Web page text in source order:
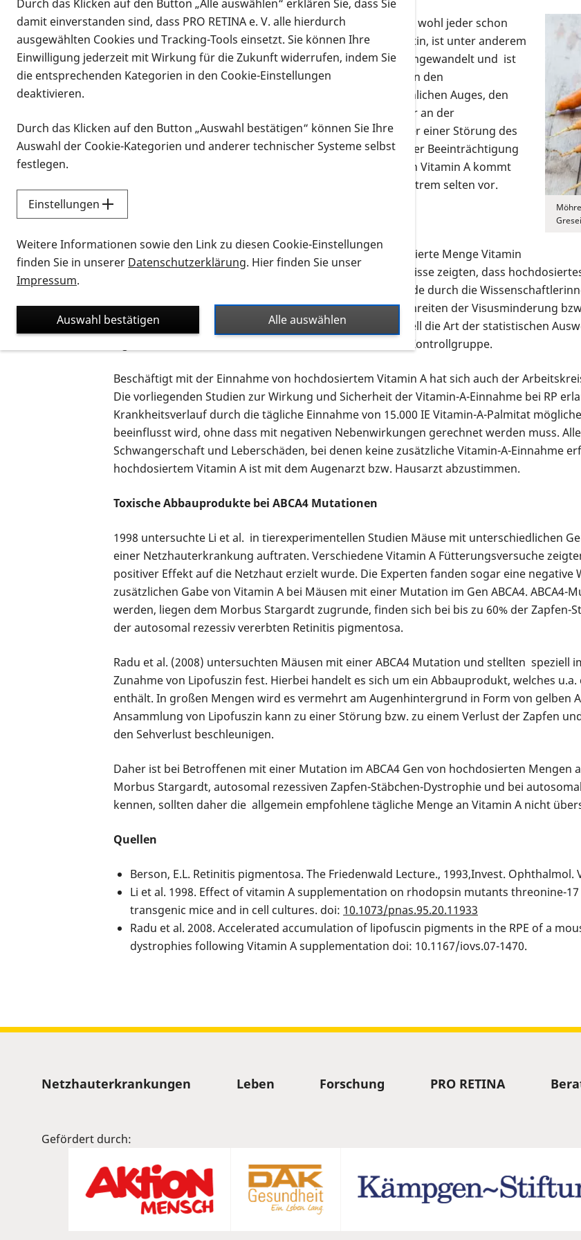
Vorlesen
„Iss Karotten, die sind gut für die Augen." Diesen Satz hat wohl jeder schon
einmal gehört. Die Vorstufe von Vitamin A, das Beta-Carotin, ist unter anderem
in Karotten zu finden. Vom Körper wird es in Vitamin A umgewandelt und ist
essentiell für den Sehprozess. Als Teil des Sehpigmentes in den
lichtempfindlichen Sinneszellen der Netzhaut des menschlichen Auges, den
sogenannten Zapfen und Stäbchen, nimmt es unmittelbar an der
Lichtverarbeitung teil. Bei einem Mangel an Vitamin A oder einer Störung des
Vitamin A-Stoffwechsels in der Netzhaut kommt es zu einer Beeinträchtigung
des Sehvermögens, wie z.B. Nachtblindheit. Ein Mangel an Vitamin A kommt
jedoch mit der in Industrieländern üblichen Ernährung extrem selten vor.
Vitamin A bei Retinitis pigmentosa
1993 erschien eine Studie (Berson et al.) die eine hochdosierte Menge Vitamin
A bei einer Retinitis pigmentosa (RP) empfahl. Die Ergebnisse zeigten, dass
verlangsamte. Besonders der Untergang der Zapfen wurde durch die
dokumentiert. Einen signifikanten Unterschied im Fortschreiten der Visusminderung
nicht festgestellt. Kritiker jedoch bemängelten sehr schnell die Art der statistischen
signifikanten Unterschied zwischen Probanden und der Kontrollgruppe.
Beschäftigt mit der Einnahme von hochdosiertem Vitamin A hat sich auch der
Die vorliegenden Studien zur Wirkung und Sicherheit der Vitamin-A-Einnahme bei RP
Krankheitsverlauf durch die tägliche Einnahme von 15.000 IE Vitamin-A-Palmitat
beeinflusst wird, ohne dass mit negativen Nebenwirkungen gerechnet werden muss.
Schwangerschaft und Leberschäden, bei denen keine zusätzliche Vitamin-A-Einnahme
hochdosiertem Vitamin A ist mit dem Augenarzt bzw. Hausarzt abzustimmen.
Toxische Abbauprodukte bei ABCA4 Mutationen
1998 untersuchte Li et al. in tierexperimentellen Studien Mäuse mit unterschiedlichen
einer Netzhauterkrankung auftraten. Verschiedene Vitamin A Fütterungsversuche
positiver Effekt auf die Netzhaut erzielt wurde. Die Experten fanden sogar eine
zusätzlichen Gabe von Vitamin A bei Mäusen mit einer Mutation im Gen ABCA4.
werden, liegen dem Morbus Stargardt zugrunde, finden sich bei bis zu 60% der Zapfen-
der autosomal rezessiv vererbten Retinitis pigmentosa.
Radu et al. (2008) untersuchten Mäusen mit einer ABCA4 Mutation und stellten
Zunahme von Lipofuszin fest. Hierbei handelt es sich um ein Abbauprodukt, welches
enthält. In großen Mengen wird es vermehrt am Augenhintergrund in Form von gelben
Ansammlung von Lipofuszin kann zu einer Störung bzw. zu einem Verlust der Zapfen
den Sehverlust beschleunigen.
Daher ist bei Betroffenen mit einer Mutation im ABCA4 Gen von hochdosierten Mengen
Morbus Stargardt, autosomal rezessiven Zapfen-Stäbchen-Dystrophie und bei
kennen, sollten daher die allgemein empfohlene tägliche Menge an Vitamin A nicht
Quellen
Berson, E.L. Retinitis pigmentosa. The Friedenwald Lecture., 1993,Invest. Ophthalmol.
Li et al. 1998. Effect of vitamin A supplementation on rhodopsin mutants threonine-
transgenic mice and in cell cultures. doi: 10.1073/pnas.95.20.11933
Radu et al. 2008. Accelerated accumulation of lipofuscin pigments in the RPE of a
dystrophies following Vitamin A supplementation doi: 10.1167/iovs.07-1470.
Sitemap
Netzhauterkrankungen Leben Forschung PRO RETINA
Gefördert durch:
Durch das Klicken auf den Button „Alle auswählen“ erklären Sie, dass Sie
damit einverstanden sind, dass PRO RETINA e. V. alle hierdurch
ausgewählten Cookies und Tracking-Tools einsetzt. Sie können Ihre
Einwilligung jederzeit mit Wirkung für die Zukunft widerrufen, indem Sie
die entsprechenden Kategorien in den Cookie-Einstellungen
deaktivieren.
Durch das Klicken auf den Button „Auswahl bestätigen“ können Sie Ihre
Auswahl der Cookie-Kategorien und anderer technischer Systeme selbst
festlegen.
Einstellungen
Weitere Informationen sowie den Link zu diesen Cookie-Einstellungen
finden Sie in unserer Datenschutzerklärung. Hier finden Sie unser
Impressum.
Alle auswählen
Auswahl bestätigen